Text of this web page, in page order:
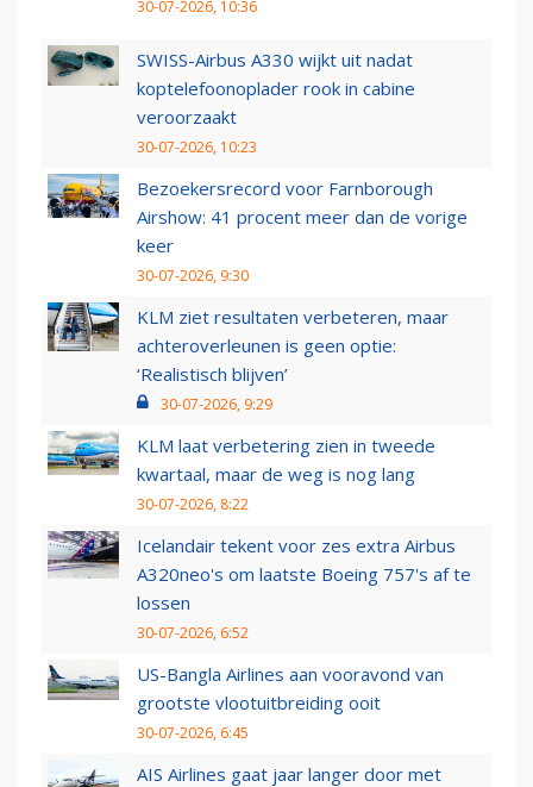
30-07-2026, 10:36
SWISS-Airbus A330 wijkt uit nadat
koptelefoonoplader rook in cabine
veroorzaakt
30-07-2026, 10:23
Bezoekersrecord voor Farnborough
Airshow: 41 procent meer dan de vorige
keer
30-07-2026, 9:30
KLM ziet resultaten verbeteren, maar
achteroverleunen is geen optie:
‘Realistisch blijven’
30-07-2026, 9:29
KLM laat verbetering zien in tweede
kwartaal, maar de weg is nog lang
30-07-2026, 8:22
Icelandair tekent voor zes extra Airbus
A320neo's om laatste Boeing 757's af te
lossen
30-07-2026, 6:52
US-Bangla Airlines aan vooravond van
grootste vlootuitbreiding ooit
30-07-2026, 6:45
AIS Airlines gaat jaar langer door met